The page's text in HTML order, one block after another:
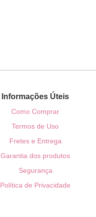
Informações Úteis
Como Comprar
Termos de Uso
Fretes e Entrega
Garantia dos produtos
Segurança
Política de Privacidade